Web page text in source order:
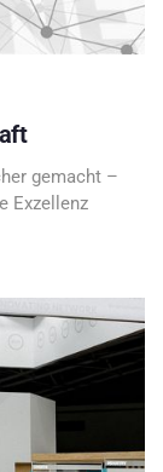
gemacht –
Exzellenz